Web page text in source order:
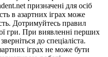
призначені для осіб
в азартних іграх може
Дотримуйтесь правил
гри. При виявленні перших
до спеціаліста.
іграх не може бути